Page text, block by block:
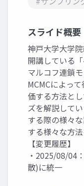
スライド概要
神戸大学大学
開講している
マルコフ連鎖
MCMCによっ
価する方法と
ズを解説して
する際の様々
する様々な方法
【変更履歴】
・2025/08/04
散)に統一